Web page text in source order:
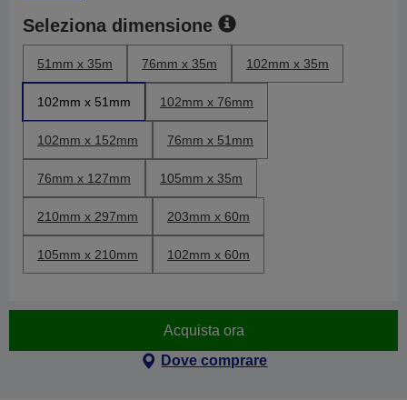
Seleziona dimensione
51mm x 35m 76mm x 35m 102mm x 35m
102mm x 51mm 102mm x 76mm
102mm x 152mm 76mm x 51mm
76mm x 127mm 105mm x 35m
210mm x 297mm 203mm x 60m
105mm x 210mm 102mm x 60m
Acquista ora
Dove comprare